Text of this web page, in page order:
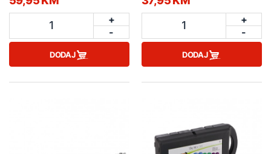
1
+
-
DODAJ
1
+
-
DODAJ